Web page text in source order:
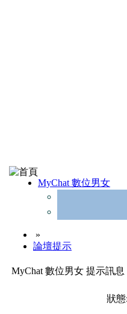
MyChat 數位男女
»
論壇提示
MyChat 數位男女 提示訊息
狀